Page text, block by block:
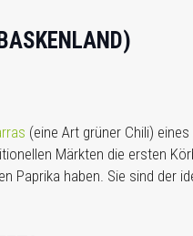
(eine Art grüner Chili)
Märkten die ersten
Paprika haben. Sie sind der